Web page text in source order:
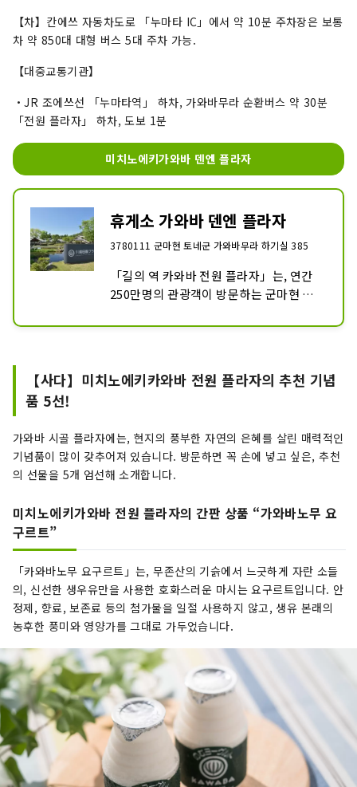
【차】칸에쓰 자동차도로 「누마타 IC」에서 약 10분 주차장은 보통
차 약 850대 대형 버스 5대 주차 가능.
【대중교통기관】
・JR 조에쓰선 「누마타역」 하차, 가와바무라 순환버스 약 30분
「전원 플라자」 하차, 도보 1분
미치노에키가와바 덴엔 플라자
휴게소 가와바 덴엔 플라자
3780111 군마현 토네군 가와바무라 하기실 385
「길의 역 카와바 전원 플라자」는, 연간
250만명의 관광객이 방문하는 군마현 가
소. 충실한 길의 역입니다.
【사다】미치노에키카와바 전원 플라자의 추천 기념
품 5선!
가와바 시골 플라자에는, 현지의 풍부한 자연의 은혜를 살린 매력적인
기념품이 많이 갖추어져 있습니다. 방문하면 꼭 손에 넣고 싶은, 추천
의 선물을 5개 엄선해 소개합니다.
미치노에키가와바 전원 플라자의 간판 상품 “가와바노무 요
구르트”
「카와바노무 요구르트」는, 무존산의 기슭에서 느긋하게 자란 소들
의, 신선한 생우유만을 사용한 호화스러운 마시는 요구르트입니다. 안
정제, 향료, 보존료 등의 첨가물을 일절 사용하지 않고, 생유 본래의
농후한 풍미와 영양가를 그대로 가두었습니다.